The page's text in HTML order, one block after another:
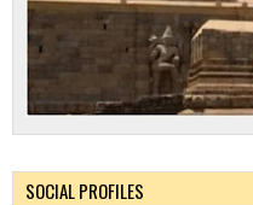
SOCIAL PROFILES